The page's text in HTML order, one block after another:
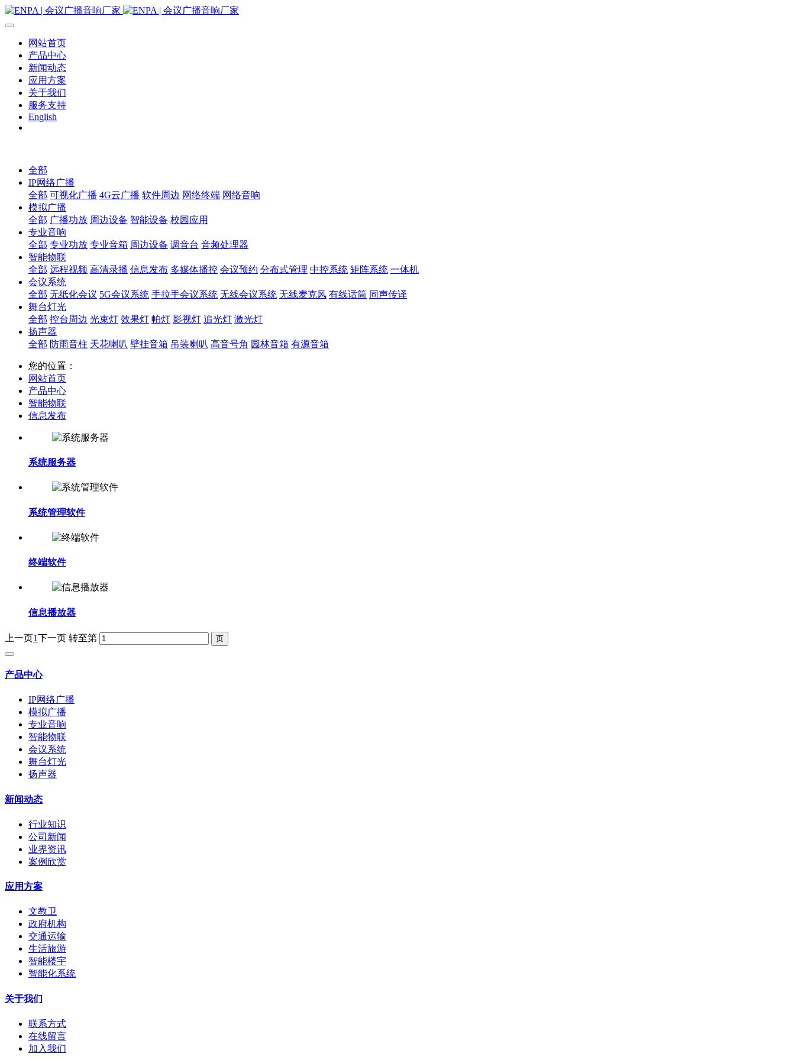
网站首页
产品中心
新闻动态
应用方案
关于我们
服务支持
English
全部
IP网络广播
全部 可视化广播 4G云广播 软件周边 网络终端 网络音响
模拟广播
全部 广播功放 周边设备 智能设备 校园应用
专业音响
全部 专业功放 专业音箱 周边设备 调音台 音频处理器
智能物联
全部 远程视频 高清录播 信息发布 多媒体播控 会议预约 分布式管理 中控系统 矩阵系统 一体机
会议系统
全部 无纸化会议 5G会议系统 手拉手会议系统 无线会议系统 无线麦克风 有线话筒 同声传译
舞台灯光
全部 控台周边 光束灯 效果灯 帕灯 影视灯 追光灯 激光灯
扬声器
全部 防雨音柱 天花喇叭 壁挂音箱 吊装喇叭 高音号角 园林音箱 有源音箱
您的位置：
网站首页
产品中心
智能物联
信息发布
系统服务器
系统管理软件
终端软件
信息播放器
上一页1下一页 转至第
产品中心
IP网络广播
模拟广播
专业音响
智能物联
会议系统
舞台灯光
扬声器
新闻动态
行业知识
公司新闻
业界资讯
案例欣赏
应用方案
文教卫
政府机构
交通运输
生活旅游
智能楼宇
智能化系统
关于我们
联系方式
在线留言
加入我们